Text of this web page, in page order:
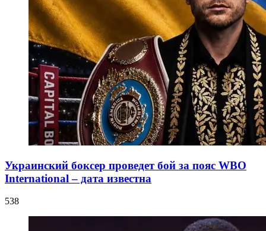
Украинский боксер проведет бой за пояс WBO
International – дата известна
538